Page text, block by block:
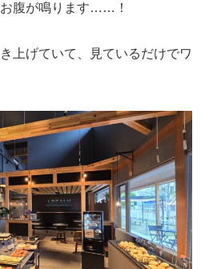
腹が鳴ります……！
上げていて、見ているだけでワ